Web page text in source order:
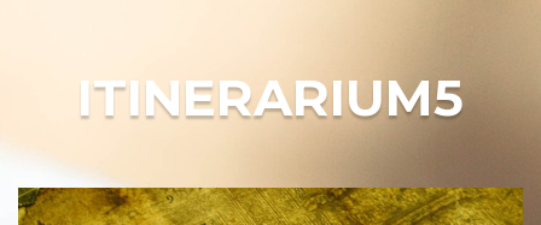
ITINERARIUM5